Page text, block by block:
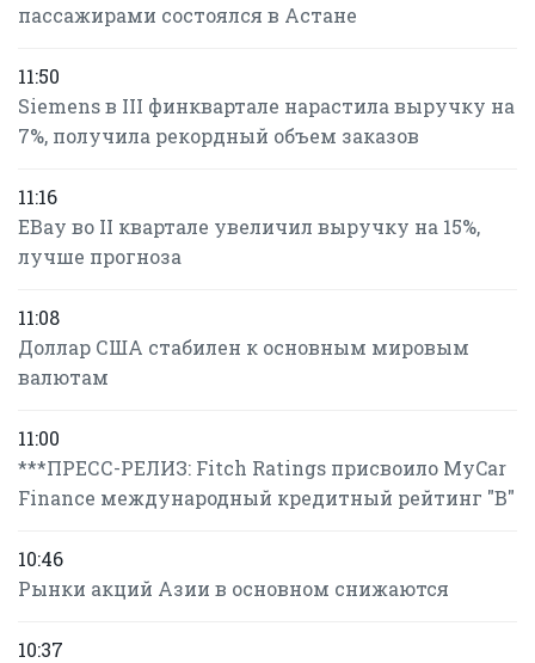
пассажирами состоялся в Астане
11:50
Siemens в III финквартале нарастила выручку на
7%, получила рекордный объем заказов
11:16
EBay во II квартале увеличил выручку на 15%,
лучше прогноза
11:08
Доллар США стабилен к основным мировым
валютам
11:00
***ПРЕСС-РЕЛИЗ: Fitch Ratings присвоило MyCar
Finance международный кредитный рейтинг "B"
10:46
Рынки акций Азии в основном снижаются
10:37